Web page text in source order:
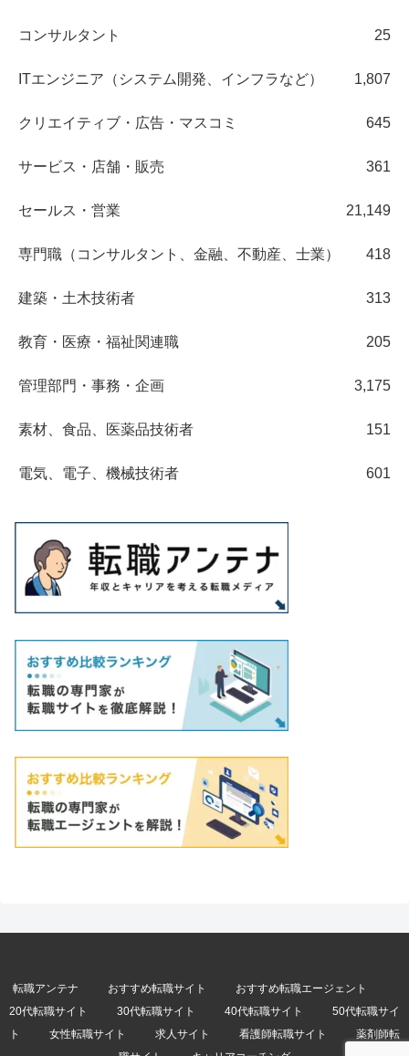
コンサルタント 25
ITエンジニア（システム開発、インフラなど） 1,807
クリエイティブ・広告・マスコミ 645
サービス・店舗・販売 361
セールス・営業 21,149
専門職（コンサルタント、金融、不動産、士業） 418
建築・土木技術者 313
教育・医療・福祉関連職 205
管理部門・事務・企画 3,175
素材、食品、医薬品技術者 151
電気、電子、機械技術者 601
転職アンテナ おすすめ転職サイト
おすすめ転職エージェント
20代転職サイト
30代転職サイト 40代転職サイト
50代転職サイ
ト
女性転職サイト 求人サイト 看護師転職サイト
薬剤師転